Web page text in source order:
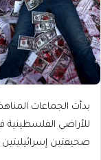
بدأت الجماعات
للأراضي الفلسطينية
صحيفتين إسرائيليتين